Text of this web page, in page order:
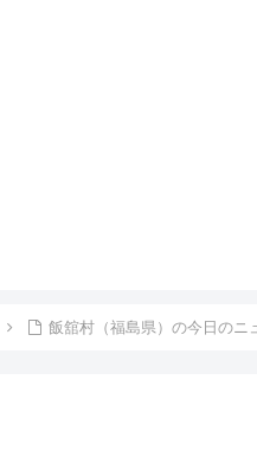
飯舘村（福島県）の今日のニ